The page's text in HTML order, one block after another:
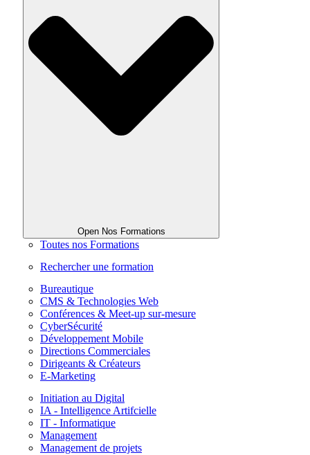
Open Nos Formations
Toutes nos Formations
Rechercher une formation
Bureautique
CMS & Technologies Web
Conférences & Meet-up sur-mesure
CyberSécurité
Développement Mobile
Directions Commerciales
Dirigeants & Créateurs
E-Marketing
Initiation au Digital
IA - Intelligence Artifcielle
IT - Informatique
Management
Management de projets